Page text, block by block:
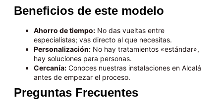
Beneficios de este modelo
Ahorro de tiempo: No das vueltas entre
especialistas; vas directo al que necesitas.
Personalización: No hay tratamientos «estándar»,
hay soluciones para personas.
Cercanía: Conoces nuestras instalaciones en Alcalá
antes de empezar el proceso.
Preguntas Frecuentes